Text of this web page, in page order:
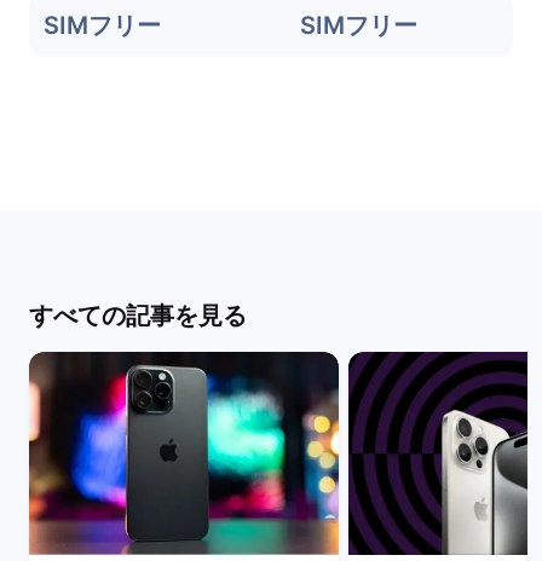
SIMフリー SIMフリー
すべての記事を見る